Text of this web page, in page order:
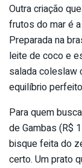
Outra criação
frutos do mar é
Preparada na
leite de coco e
salada coleslaw
equilíbrio
Para quem
de Gambas (R$
bisque feita do
certo. Um prato